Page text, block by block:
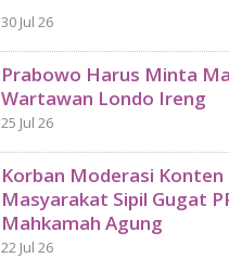
30 Jul 26
Prabowo Harus Minta
Wartawan Londo Ireng
25 Jul 26
Korban Moderasi Konten
Masyarakat Sipil Gugat
Mahkamah Agung
22 Jul 26